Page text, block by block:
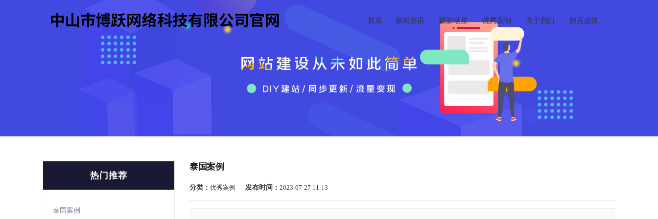
首页 新闻资讯 摄影场景 优秀案例 关于我们 留言反馈
泰国案例
分类： 优秀案例 发布时间： 2023-07-27 11:13
热门推荐
泰国案例